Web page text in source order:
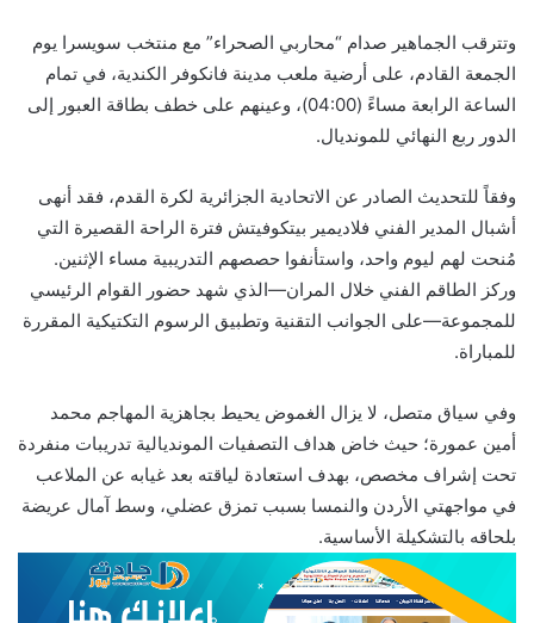
وتترقب الجماهير صدام “محاربي الصحراء” مع منتخب سويسرا يوم
الجمعة القادم، على أرضية ملعب مدينة فانكوفر الكندية، في تمام
الساعة الرابعة مساءً (04:00)، وعينهم على خطف بطاقة العبور إلى
الدور ربع النهائي للمونديال.
وفقاً للتحديث الصادر عن الاتحادية الجزائرية لكرة القدم، فقد أنهى
أشبال المدير الفني فلاديمير بيتكوفيتش فترة الراحة القصيرة التي
مُنحت لهم ليوم واحد، واستأنفوا حصصهم التدريبية مساء الإثنين.
وركز الطاقم الفني خلال المران—الذي شهد حضور القوام الرئيسي
للمجموعة—على الجوانب التقنية وتطبيق الرسوم التكتيكية المقررة
للمباراة.
وفي سياق متصل، لا يزال الغموض يحيط بجاهزية المهاجم محمد
أمين عمورة؛ حيث خاض هداف التصفيات المونديالية تدريبات منفردة
تحت إشراف مخصص، بهدف استعادة لياقته بعد غيابه عن الملاعب
في مواجهتي الأردن والنمسا بسبب تمزق عضلي، وسط آمال عريضة
بلحاقه بالتشكيلة الأساسية.